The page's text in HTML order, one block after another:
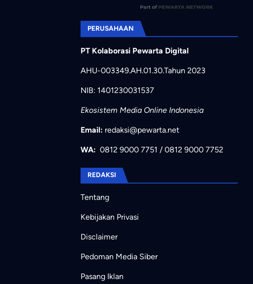
PERUSAHAAN
PT Kolaborasi Pewarta Digital
AHU-003349.AH.01.30.Tahun 2023
NIB: 1401230031537
Ekosistem Media Online Indonesia
Email: redaksi@pewarta.net
WA: 0812 9000 7751 / 0812 9000 7752
REDAKSI
Tentang
Kebijakan Privasi
Disclaimer
Pedoman Media Siber
Pasang Iklan